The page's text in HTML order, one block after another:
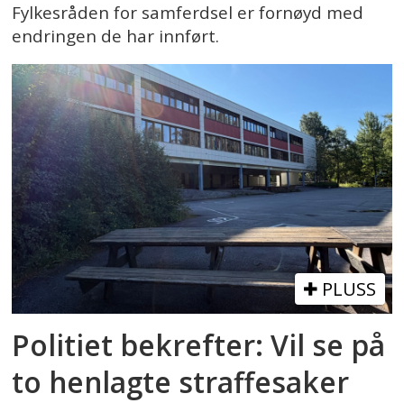
Fylkesråden for samferdsel er fornøyd med
endringen de har innført.
PLUSS
Politiet bekrefter: Vil se på
to henlagte straffesaker